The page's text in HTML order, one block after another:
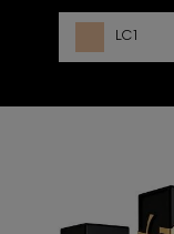
LC1